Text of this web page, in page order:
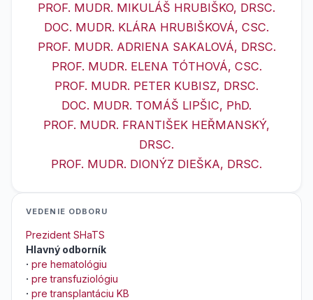
PROF. MUDR. MIKULÁŠ HRUBIŠKO, DRSC.
DOC. MUDR. KLÁRA HRUBIŠKOVÁ, CSC.
PROF. MUDR. ADRIENA SAKALOVÁ, DRSC.
PROF. MUDR. ELENA TÓTHOVÁ, CSC.
PROF. MUDR. PETER KUBISZ, DRSC.
DOC. MUDR. TOMÁŠ LIPŠIC, PhD.
PROF. MUDR. FRANTIŠEK HEŘMANSKÝ,
DRSC.
PROF. MUDR. DIONÝZ DIEŠKA, DRSC.
VEDENIE ODBORU
Prezident SHaTS
Hlavný odborník
· pre hematológiu
· pre transfuziológiu
· pre transplantáciu KB